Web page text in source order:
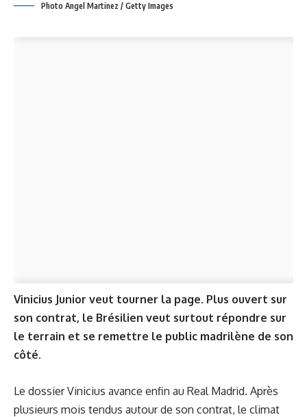
Photo Angel Martinez / Getty Images
Vinicius Junior veut tourner la page. Plus ouvert sur
son contrat, le Brésilien veut surtout répondre sur
le terrain et se remettre le public madrilène de son
côté.
Le dossier Vinicius avance enfin au Real Madrid. Après
plusieurs mois tendus autour de son contrat, le climat